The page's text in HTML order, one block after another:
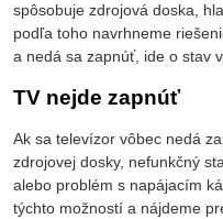
spôsobuje zdrojová doska,
podľa toho navrhneme
a nedá sa zapnúť, ide o stav
TV nejde zapnúť
Ak sa televízor vôbec nedá
zdrojovej dosky, nefunkčný
alebo problém s napájacím
týchto možností a nájdeme